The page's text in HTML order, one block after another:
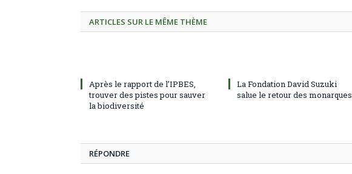
ARTICLES SUR LE MÊME THÈME
Après le rapport de l’IPBES,
trouver des pistes pour sauver
la biodiversité
La Fondation David Suzuki
salue le retour des monarques
RÉPONDRE